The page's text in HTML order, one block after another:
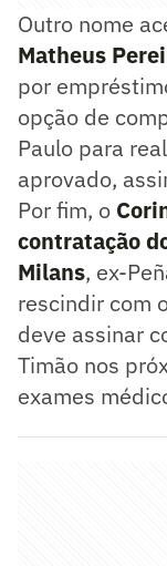
Outro nome
Matheus
por
opção de
Paulo para
aprovado,
Por fim, o
contratação
Milans, ex-
rescindir com
deve assinar
Timão nos
exames